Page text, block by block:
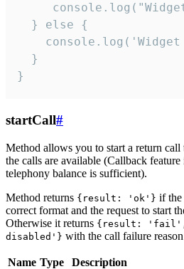
  } else {
console.log('Widget
  }
}
startCall#
Method allows you to start a return
the calls are available (Callback
telephony balance is sufficient).
Method returns {result: 'ok'} if the
correct format and the request to start
Otherwise it returns {result: 'fail',
disabled'} with the call failure
Name Type
Description